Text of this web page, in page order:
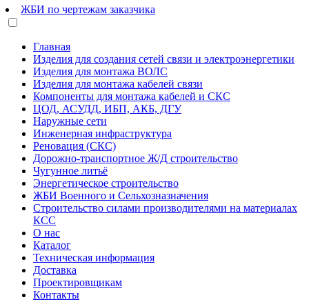
ЖБИ по чертежам заказчика
Главная
Изделия для создания сетей связи и электроэнергетики
Изделия для монтажа ВОЛС
Изделия для монтажа кабелей связи
Компоненты для монтажа кабелей и СКС
ЦОД, АСУДД, ИБП, АКБ, ДГУ
Наружные сети
Инженерная инфраструктура
Реновация (СКС)
Дорожно-транспортное Ж/Д строительство
Чугунное литьё
Энергетическое строительство
ЖБИ Военного и Сельхозназначения
Строительство силами производителями на материалах
КСС
О нас
Каталог
Техническая информация
Доставка
Проектировщикам
Контакты